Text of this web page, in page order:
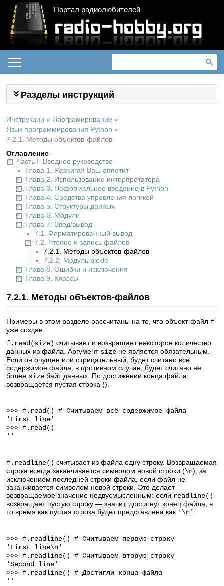
Портал радиолюбителей
Разделы инструкций
Инструкции » Програмирование »
Язык программирования Python »
7.2.1. Методы объектов-файлов
Оглавление
Часть I. Вводное руководство
Глава 1. Разжигая Ваш аппетит
Глава 2. Использование интерпретатора
Глава 3. Неформальное введение в Python
Глава 4. Средства управления логикой
Глава 5. Структуры данных
Глава 6. Модули
Глава 7. Ввод/вывод
7.1. Форматированный вывод
7.2. Чтение и запись файлов
7.2.1. Методы объектов-файлов
7.2.2. Модуль pickle
Глава 8. Ошибки и исключения
Глава 9. Классы
7.2.1. Методы объектов-файлов
Примеры в этом разделе рассчитаны на то, что объект-файл f
уже создан.
f.read(size) считывает и возвращает некоторое количество
данных из файла. Аргумент size не является обязательным.
Если он опущен или отрицательный, будет считано всё
содержимое файла, в противном случае, будет считано не
более size байт данных. По достижении конца файла,
возвращается пустая строка ().
>>> f.read() # Считываем всё содержимое файла
'First line'
>>> f.read()
''
f.readline() считывает из файла одну строку. Возвращаемая
строка всегда заканчивается символом новой строки (\n), за
исключением последней строки файла, если файл не
заканчивается символом новой строки. Это делает
возвращаемое значение недвусмысленным: если readline()
возвращает пустую строку — значит, достигнут конец файла, в
то время как пустая строка будет представлена как '\n'
>>> f.readline() # Считываем первую строку
'First line\n'
>>> f.readline() # Считываем вторую строку
'Second line'
>>> f.readline() # Достигли конца файла
''